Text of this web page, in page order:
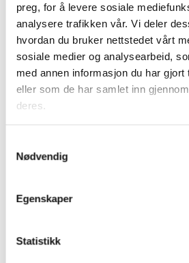
preg, for å levere sosiale
analysere trafikken vår. Vi deler
hvordan du bruker nettstedet vårt
sosiale medier og analysearbeid,
med annen informasjon du har gjort
eller som de har samlet inn
deres.
Nødvendig
Egenskaper
Statistikk
Kjenne bestemmelsene i
brukerrettighetsloven
til pasienter uten
motsetter seg helsehjelpen.
Forstå samspillet mellom
skal komme til anvendelse.
Forstå hva som menes
situasjoner hvor omsorg
Ha innblikk i regler knyttet
og tvangsvedtak.